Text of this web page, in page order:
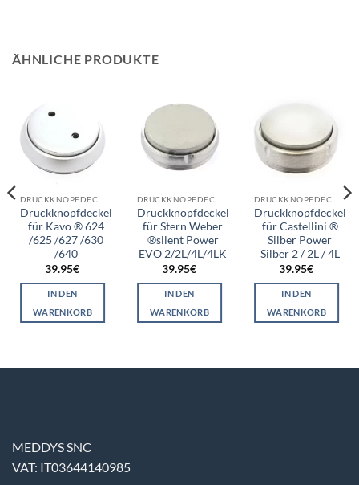
ÄHNLICHE PRODUKTE
DRUCKKNOPFDECKEL
Druckknopfdeckel
für Kavo ® 624
/625 /627 /630
/640
39.95€
IN DEN
WARENKORB
DRUCKKNOPFDECKEL
Druckknopfdeckel
für Stern Weber
®silent Power
EVO 2/2L/4L/4LK
39.95€
IN DEN
WARENKORB
DRUCKKNOPFDECKEL
Druckknopfdeckel
für Castellini ®
Silber Power
Silber 2 / 2L / 4L
39.95€
IN DEN
WARENKORB
MEDDYS SNC
VAT: IT03644140985